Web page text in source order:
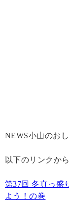
NEWS小山のお
以下のリンクか
第37回 冬真っ盛
よう！の巻